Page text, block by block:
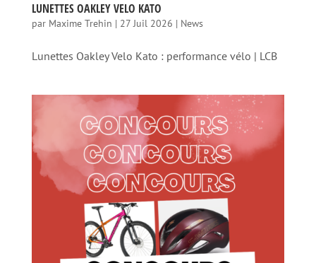
LUNETTES OAKLEY VELO KATO
par Maxime Trehin | 27 Juil 2026 | News
Lunettes Oakley Velo Kato : performance vélo | LCB